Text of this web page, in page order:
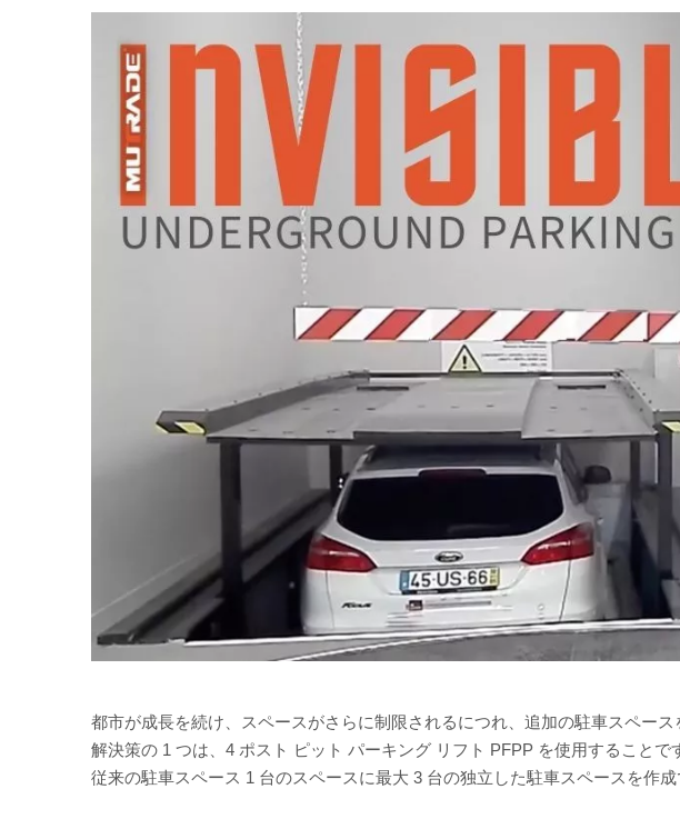
都市が成長を続け、スペースがさらに制限されるにつれ、追加の駐車スペー
解決策の 1 つは、4 ポスト ピット パーキング リフト PFPP を使用すること
従来の駐車スペース 1 台のスペースに最大 3 台の独立した駐車スペースを作